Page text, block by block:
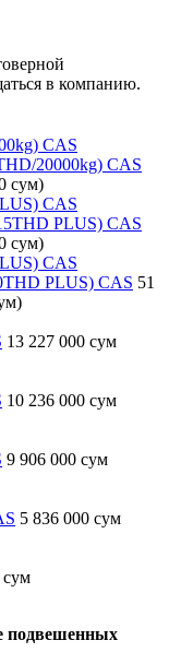
в компанию.
20000kg) CAS
сум)
PLUS) CAS
сум)
PLUS) CAS 51
13 227 000 сум
10 236 000 сум
9 906 000 сум
5 836 000 сум
сум
подвешенных